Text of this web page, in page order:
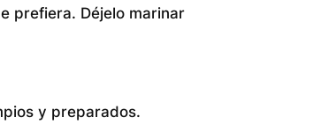
prefiera. Déjelo marinar
y preparados.